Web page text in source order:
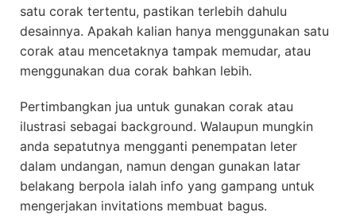
satu corak tertentu, pastikan terlebih dahulu
desainnya. Apakah kalian hanya menggunakan satu
corak atau mencetaknya tampak memudar, atau
menggunakan dua corak bahkan lebih.
Pertimbangkan jua untuk gunakan corak atau
ilustrasi sebagai background. Walaupun mungkin
anda sepatutnya mengganti penempatan leter
dalam undangan, namun dengan gunakan latar
belakang berpola ialah info yang gampang untuk
mengerjakan invitations membuat bagus.